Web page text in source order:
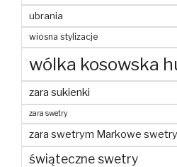
ubrania
wiosna stylizacje
wólka kosowska
zara sukienki
zara swetry
zara swetrym Markowe
świąteczne swetry